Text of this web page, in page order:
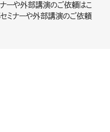
ーや外部講演のご依頼はこ
ミナーや外部講演のご依頼